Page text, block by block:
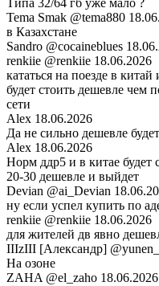
Типа 32/64 гб уже мало ?
Tema Smak @tema880
в Казахстане
Sandro @cocaineblues
renkiie @renkiie 18.06.2026
кататься на поезде в
будет стоить дешевле чем
сети
Alex 18.06.2026
Да не сильно дешевле будет
Alex 18.06.2026
Норм ддр5 и в китае будет
20-30 дешевле и выйдет
Devian @ai_Devian
ну если успел купить по
renkiie @renkiie 18.06.2026
для жителей дв явно
IIIzIII [Александр]
На озоне
ZAHA @el_zaho 18.06.2026